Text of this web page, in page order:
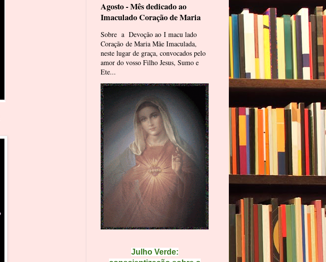
Agosto - Mês dedicado ao
Imaculado Coração de Maria
Sobre a Devoção ao I macu lado
Coração de Maria Mãe Imaculada,
neste lugar de graça, convocados pelo
amor do vosso Filho Jesus, Sumo e
Ete...
Julho Verde: